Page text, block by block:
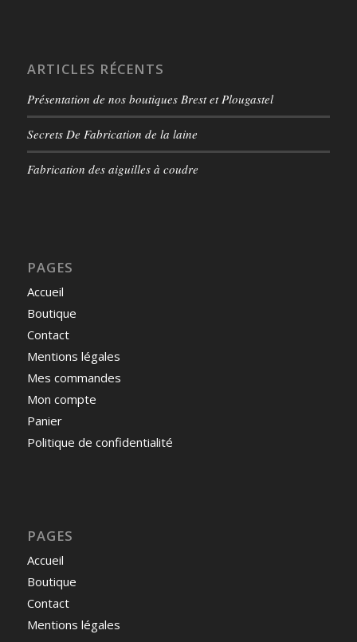
ARTICLES RÉCENTS
Présentation de nos boutiques Brest et Plougastel
Secrets De Fabrication de la laine
Fabrication des aiguilles à coudre
PAGES
Accueil
Boutique
Contact
Mentions légales
Mes commandes
Mon compte
Panier
Politique de confidentialité
PAGES
Accueil
Boutique
Contact
Mentions légales